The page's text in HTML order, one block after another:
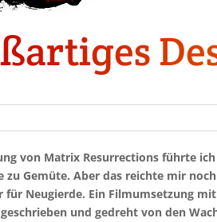
von Matrix Resurrections führte
zu Gemüte. Aber das reichte mir
Neugierde. Ein Filmumsetzung
und gedreht von den